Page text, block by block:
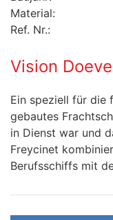
Material:
Ref. Nr.:
Vision
Ein speziell für die
gebautes
in Dienst war und
Freycinet
Berufsschiffs mit